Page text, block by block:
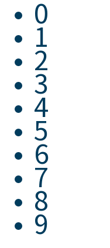
0
1
2
3
4
5
6
7
8
9